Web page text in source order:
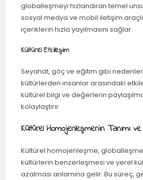
globalleşmeyi hızlandıran temel
sosyal medya ve mobil iletişim
içeriklerin hızla yayılmasını sağlar.
Kültürel Etkileşim
Seyahat, göç ve eğitim gibi
kültürlerden insanlar arasındaki
kültürel bilgi ve değerlerin
kolaylaştırır.
Kültürel Homojenleşmenin Tanımı
Kültürel homojenleşme,
kültürlerin benzerleşmesi ve yerel
azalması anlamına gelir. Bu süreç,